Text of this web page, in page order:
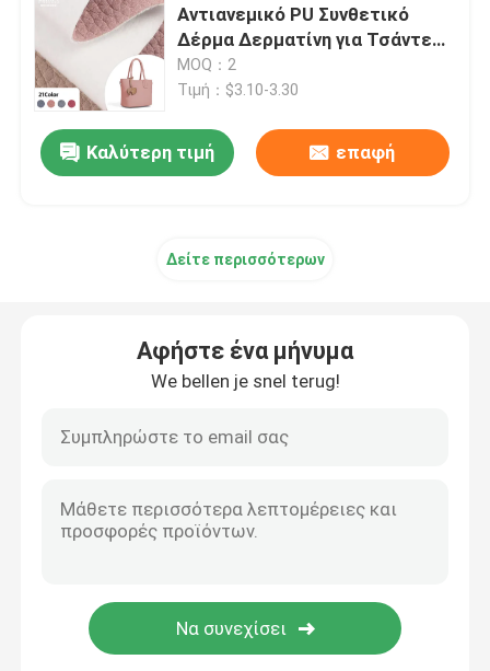
Δέρμα συσκευασίας
Υφάσματα από δέρμα από σιλικόνη
Αντιανεμικό PU Συνθετικό
Δέρμα Δερματίνη για Τσάντες,
Παπούτσια και Έπιπλα
MOQ：2
Τιμή：$3.10-3.30
Καλύτερη τιμή επαφή
Δείτε περισσότερων
Αφήστε ένα μήνυμα
We bellen je snel terug!